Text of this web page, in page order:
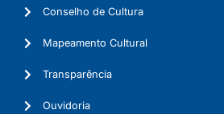
Conselho de Cultura
Mapeamento Cultural
Transparência
Ouvidoria